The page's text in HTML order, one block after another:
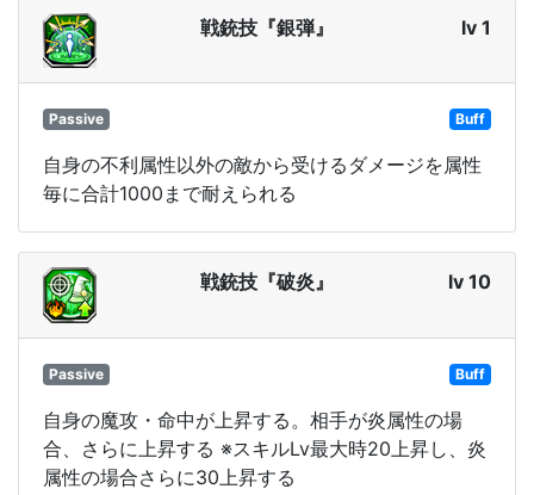
戦銃技『銀弾』 lv 1
Passive Buff
自身の不利属性以外の敵から受けるダメージを属性
毎に合計1000まで耐えられる
戦銃技『破炎』 lv 10
Passive Buff
自身の魔攻・命中が上昇する。相手が炎属性の場
合、さらに上昇する ※スキルLv最大時20上昇し、炎
属性の場合さらに30上昇する